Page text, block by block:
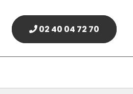
02 40 04 72 70